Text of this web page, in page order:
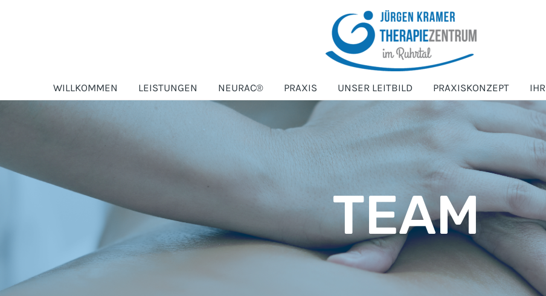
WILLKOMMEN LEISTUNGEN NEURAC® PRAXIS UNSER LEITBILD PRAXISKONZEPT
TEAM